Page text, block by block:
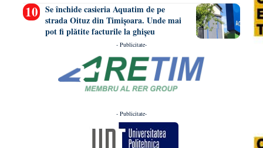
Se închide casieria Aquatim de pe
strada Oituz din Timișoara. Unde mai
pot fi plătite facturile la ghișeu
- Publicitate-
- Publicitate-